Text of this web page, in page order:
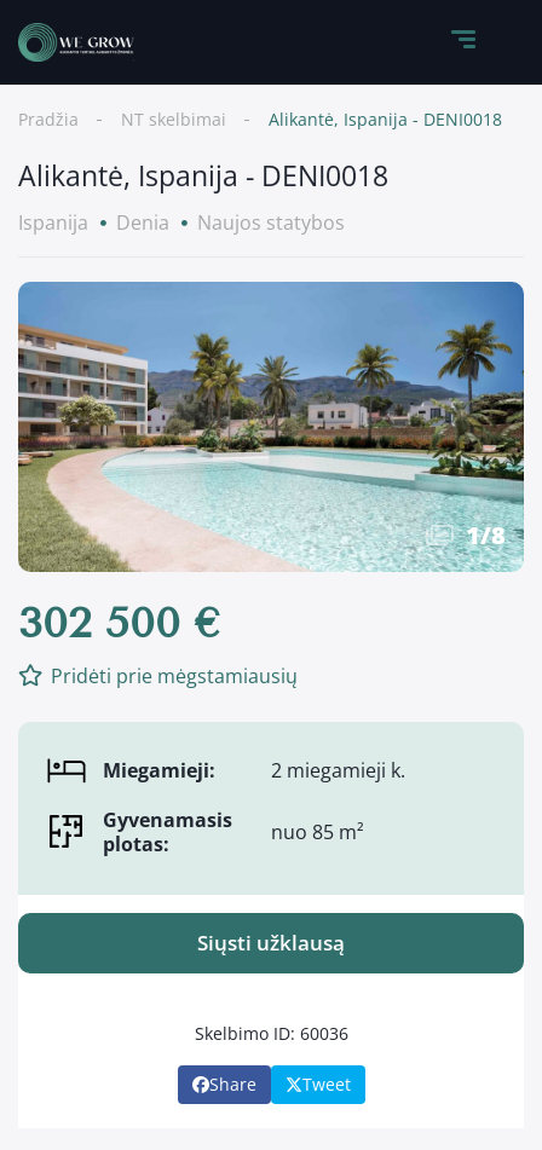
Pradžia NT skelbimai Alikantė, Ispanija - DENI0018
Alikantė, Ispanija - DENI0018
Ispanija Denia Naujos statybos
1/8
302 500 €
Pridėti prie mėgstamiausių
Miegamieji:
2 miegamieji k.
Gyvenamasis
plotas:
nuo 85 m²
Siųsti užklausą
Skelbimo ID: 60036
Share Tweet